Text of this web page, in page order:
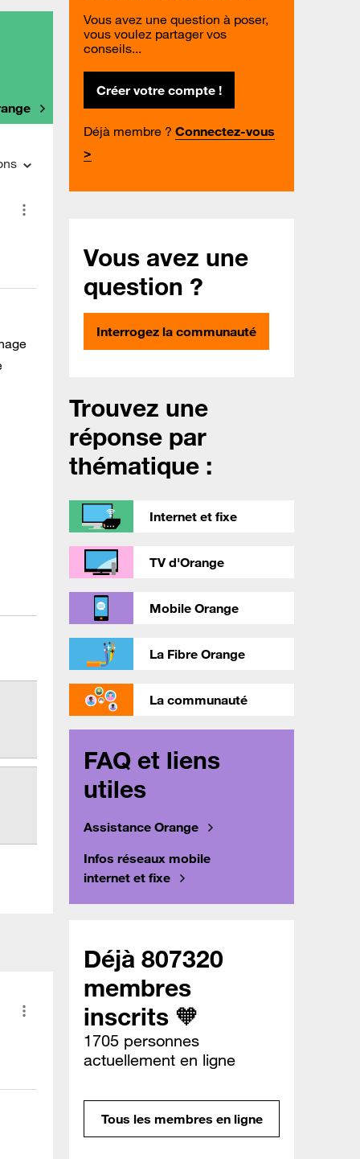
Vous avez une question à poser,
vous voulez partager vos
conseils...
Créer votre compte !
Déjà membre ? Connectez-vous
>
Vous avez une
question ?
Interrogez la communauté
Trouvez une
réponse par
thématique :
Internet et fixe
TV d'Orange
Mobile Orange
La Fibre Orange
La communauté
FAQ et liens
utiles
Assistance Orange
Infos réseaux mobile
internet et fixe
Déjà 807320
membres
inscrits 🧡
1705 personnes
actuellement en ligne
Tous les membres en ligne